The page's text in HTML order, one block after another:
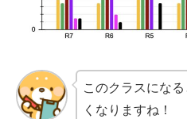
このクラスにな
くなりますね！